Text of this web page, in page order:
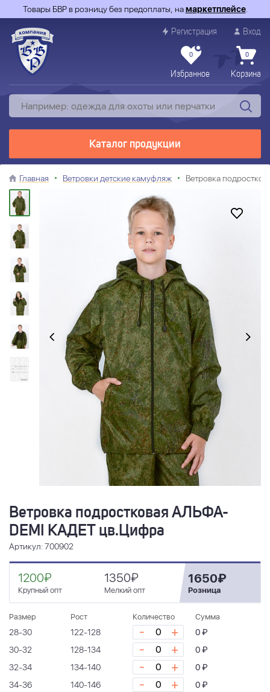
Товары БВР в розницу без предоплаты, намаркетплейсе.
Регистрация Вход
0
Избранное
0
Корзина
Каталог продукции
Главная Ветровки детские камуфляж Ветровка
Ветровка подростковая АЛЬФА-
DEMI КАДЕТ цв.Цифра
Артикул: 700902
1200₽
Крупный опт
1350₽
Мелкий опт
1650₽
Розница
Размер Рост Количество Сумма
28-30 122-128 - +
0 ₽
30-32
128-134 - +
0 ₽
32-34
134-140 - +
0 ₽
34-36
140-146 - +
0 ₽